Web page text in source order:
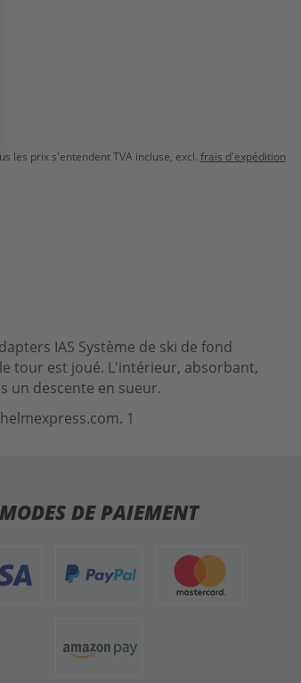
les prix s'entendent TVA incluse, excl. frais d'expédition
IAS Système de ski de fond
tour est joué. L'intérieur, absorbant,
un descente en sueur.
1
MODES DE PAIEMENT